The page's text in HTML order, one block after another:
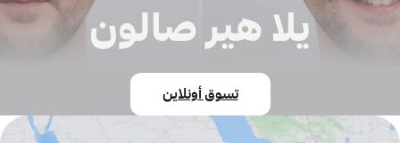
يلا هير صالون
تسوق أونلاين